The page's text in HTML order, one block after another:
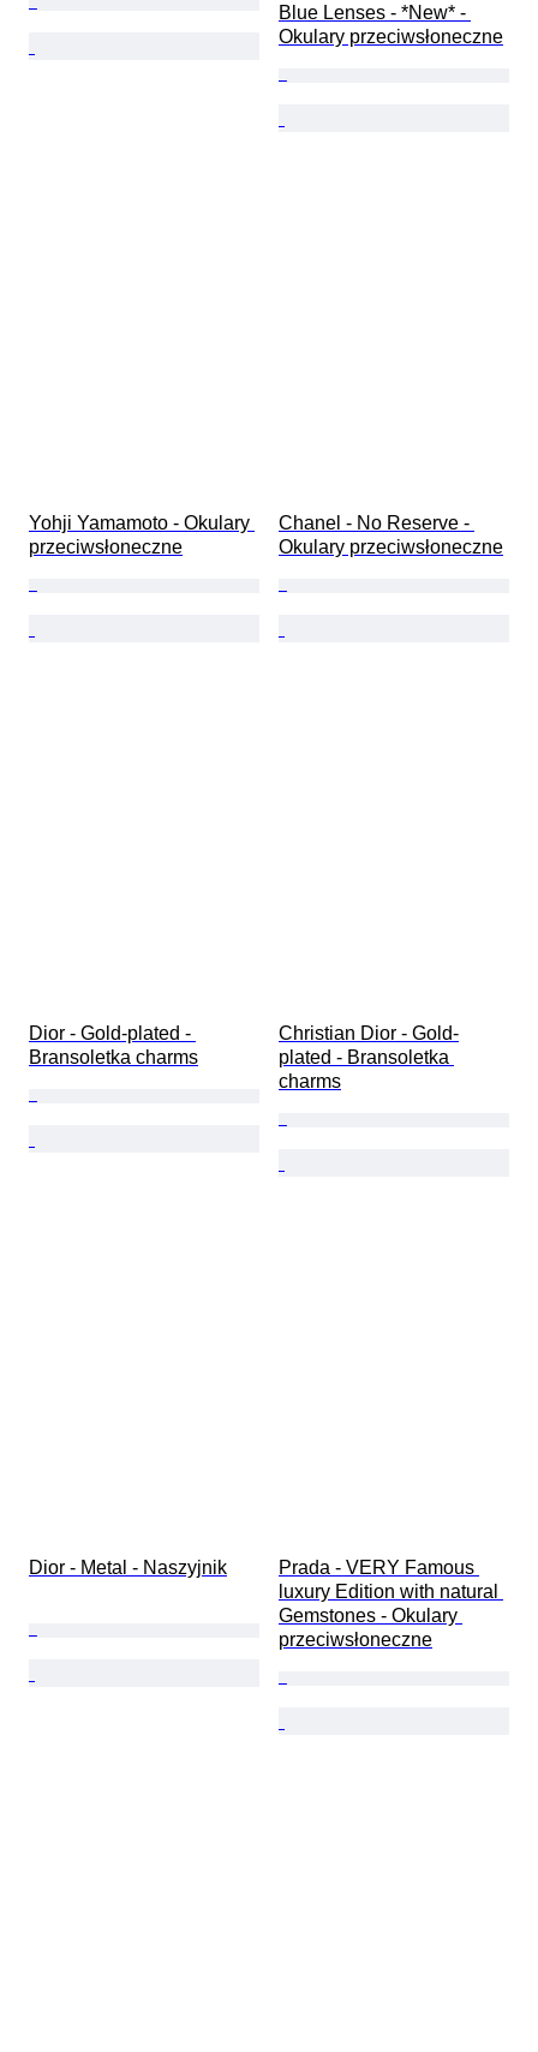
Blue Lenses - *New* -
Okulary przeciwsłoneczne
Yohji Yamamoto - Okulary
przeciwsłoneczne
Chanel - No Reserve -
Okulary przeciwsłoneczne
Dior - Gold-plated -
Bransoletka charms
Christian Dior - Gold-
plated - Bransoletka
charms
Dior - Metal - Naszyjnik
Prada - VERY Famous
luxury Edition with natural
Gemstones - Okulary
przeciwsłoneczne